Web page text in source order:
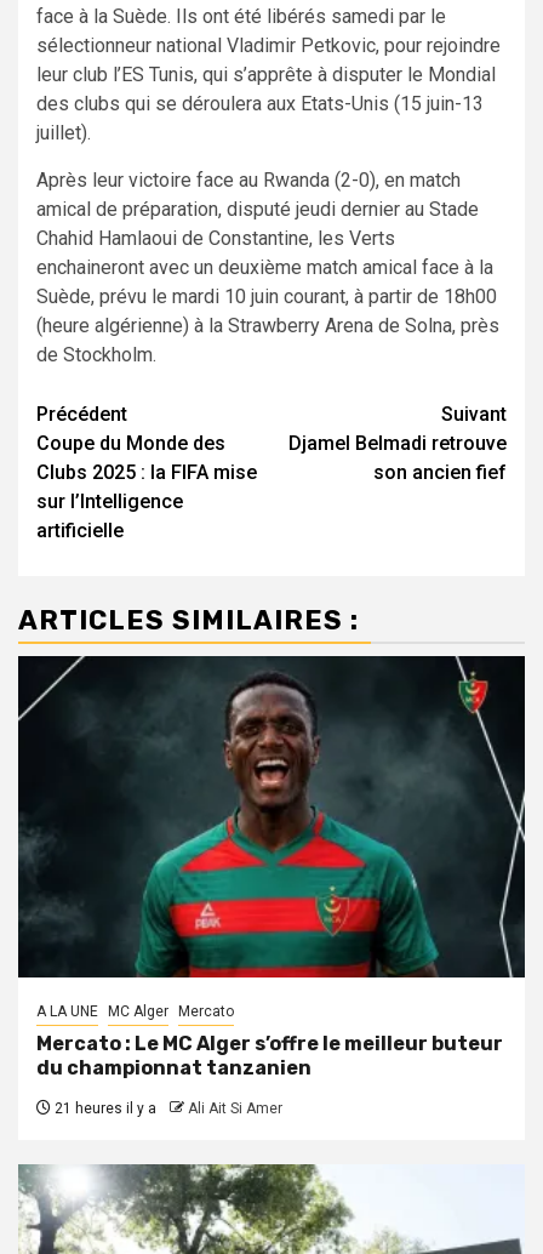
face à la Suède. Ils ont été libérés samedi par le
sélectionneur national Vladimir Petkovic, pour rejoindre
leur club l’ES Tunis, qui s’apprête à disputer le Mondial
des clubs qui se déroulera aux Etats-Unis (15 juin-13
juillet).
Après leur victoire face au Rwanda (2-0), en match
amical de préparation, disputé jeudi dernier au Stade
Chahid Hamlaoui de Constantine, les Verts
enchaineront avec un deuxième match amical face à la
Suède, prévu le mardi 10 juin courant, à partir de 18h00
(heure algérienne) à la Strawberry Arena de Solna, près
de Stockholm.
Navigation
d’article
Précédent
Coupe du Monde des
Clubs 2025 : la FIFA mise
sur l’Intelligence
artificielle
Suivant
Djamel Belmadi retrouve
son ancien fief
ARTICLES SIMILAIRES :
A LA UNE MC Alger Mercato
Mercato : Le MC Alger s’offre le meilleur buteur
du championnat tanzanien
21 heures il y a Ali Ait Si Amer